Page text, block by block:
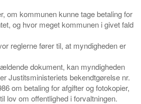
om kommunen kunne tage betaling for
og hvor meget kommunen i givet fald
reglerne fører til, at myndigheden er
dokument, kan myndigheden
Justitsministeriets bekendtgørelse nr.
om betaling for afgifter og fotokopier,
lov om offentlighed i forvaltningen.